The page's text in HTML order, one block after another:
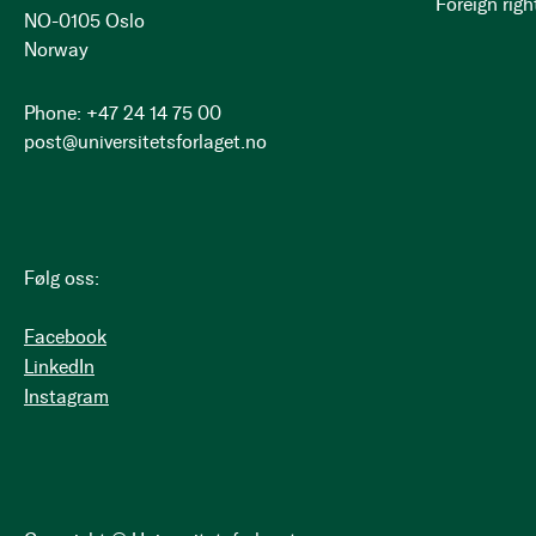
NO-0105 Oslo
Norway
Phone: +47 24 14 75 00
post@universitetsforlaget.no
Følg oss:
Facebook
LinkedIn
Instagram